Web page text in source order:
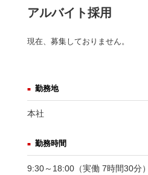
アルバイト採用
現在、募集しておりません。
勤務地
本社
勤務時間
9:30～18:00（実働 7時間30分）